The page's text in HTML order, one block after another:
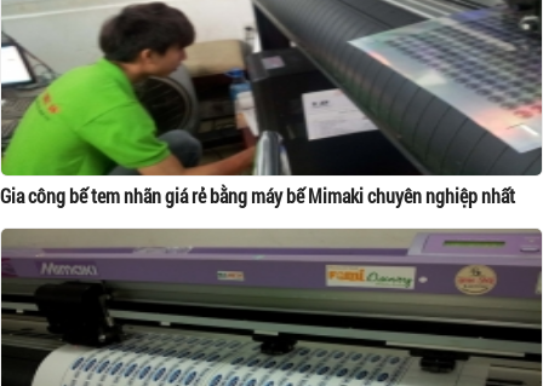
Gia công bế tem nhãn giá rẻ bằng máy bế Mimaki chuyên nghiệp nhất